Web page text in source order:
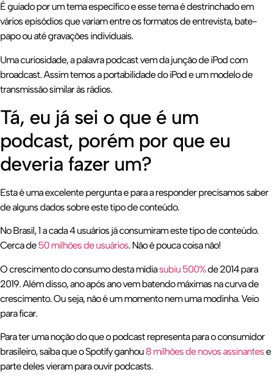
É guiado por um tema específico e esse tema é destrinchado em
vários episódios que variam entre os formatos de entrevista, bate-
papo ou até gravações individuais.
Uma curiosidade, a palavra podcast vem da junção de iPod com
broadcast. Assim temos a portabilidade do iPod e um modelo de
transmissão similar às rádios.
Tá, eu já sei o que é um
podcast, porém por que eu
deveria fazer um?
Esta é uma excelente pergunta e para a responder precisamos saber
de alguns dados sobre este tipo de conteúdo.
No Brasil, 1 a cada 4 usuários já consumiram este tipo de conteúdo.
Cerca de50 milhões de usuários. Não é pouca coisa não!
O crescimento do consumo desta mídiasubiu 500%de 2014 para
2019. Além disso, ano após ano vem batendo máximas na curva de
crescimento. Ou seja, não é um momento nem uma modinha. Veio
para ficar.
Para ter uma noção do que o podcast representa para o consumidor
brasileiro, saiba que o Spotify ganhou 8 milhões de novos assinantese
parte deles vieram para ouvir podcasts.